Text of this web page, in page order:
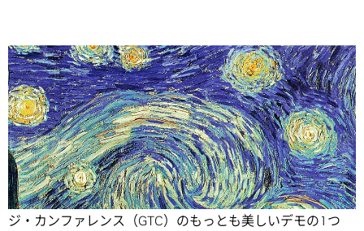
Share
「マシンは芸術家になれるのか」――今年のGPUテクノロ
ジ・カンファレンス（GTC）のもっとも美しいデモの1つ